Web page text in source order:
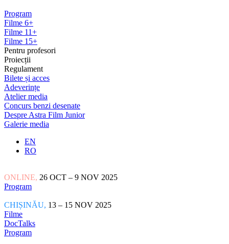
Program
Filme 6+
Filme 11+
Filme 15+
Pentru profesori
Proiecții
Regulament
Bilete și acces
Adeverințe
Atelier media
Concurs benzi desenate
Despre Astra Film Junior
Galerie media
EN
RO
ONLINE, 26 OCT – 9 NOV 2025
Program
CHIȘINĂU, 13 – 15 NOV 2025
Filme
DocTalks
Program